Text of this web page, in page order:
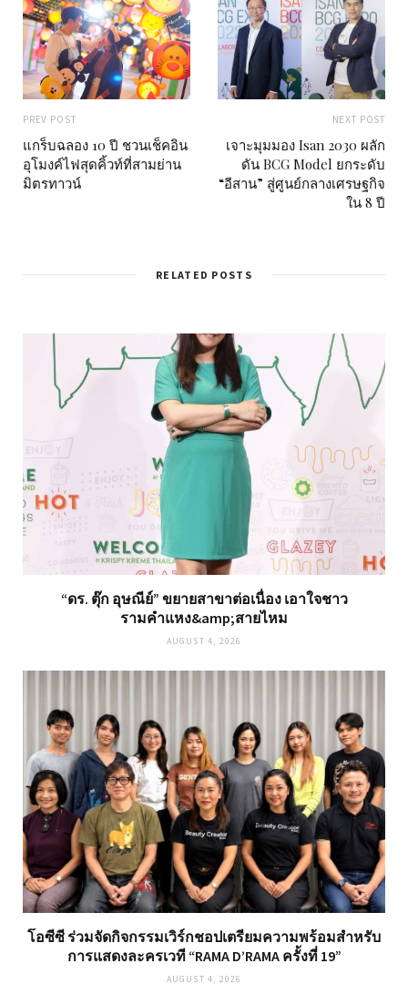
PREV POST
แกร็บฉลอง 10 ปี ชวนเช็คอิน
อุโมงค์ไฟสุดคิ้วท์ที่สามย่าน
มิตรทาวน์
NEXT POST
เจาะมุมมอง Isan 2030 ผลัก
ดัน BCG Model ยกระดับ
“อีสาน” สู่ศูนย์กลางเศรษฐกิจ
ใน 8 ปี
RELATED POSTS
“ดร. ตุ๊ก อุษณีย์” ขยายสาขาต่อเนื่อง เอาใจชาว
รามคำแหง&amp;สายไหม
AUGUST 4, 2026
โอซีซี ร่วมจัดกิจกรรมเวิร์กชอปเตรียมความพร้อมสำหรับ
การแสดงละครเวที “RAMA D’RAMA ครั้งที่ 19”
AUGUST 4, 2026